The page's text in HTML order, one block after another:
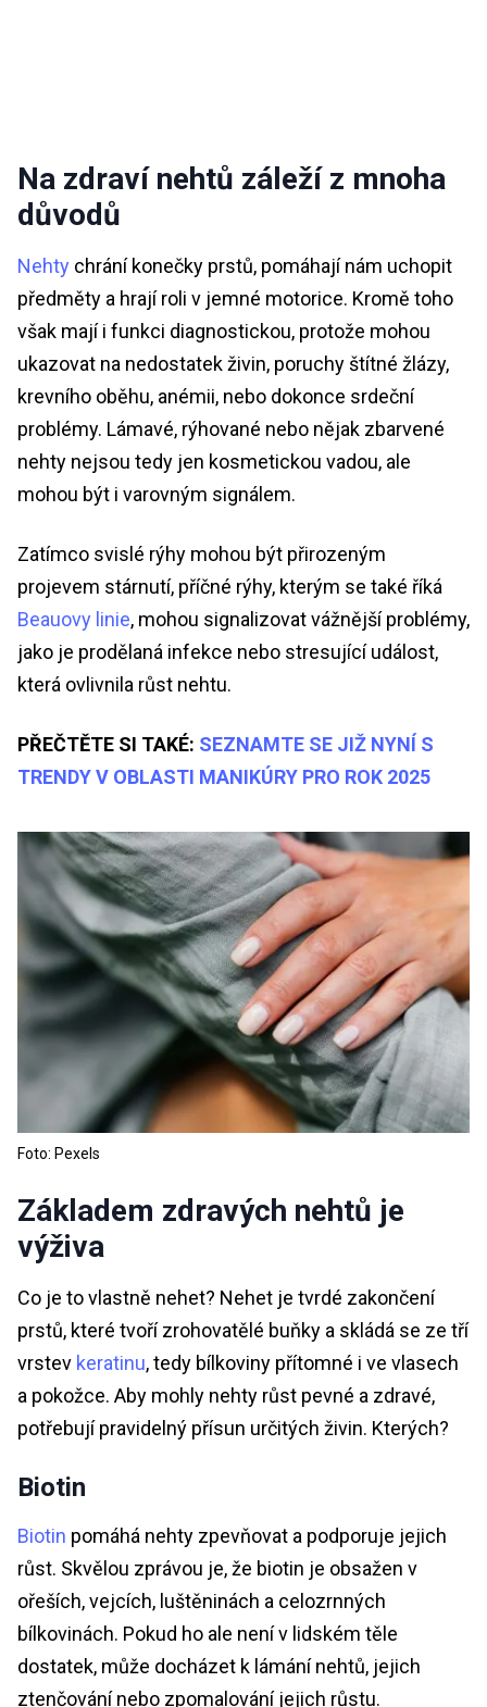
Na zdraví nehtů záleží z mnoha
důvodů
Nehty chrání konečky prstů, pomáhají nám uchopit
předměty a hrají roli v jemné motorice. Kromě toho
však mají i funkci diagnostickou, protože mohou
ukazovat na nedostatek živin, poruchy štítné žlázy,
krevního oběhu, anémii, nebo dokonce srdeční
problémy. Lámavé, rýhované nebo nějak zbarvené
nehty nejsou tedy jen kosmetickou vadou, ale
mohou být i varovným signálem.
Zatímco svislé rýhy mohou být přirozeným
projevem stárnutí, příčné rýhy, kterým se také říká
Beauovy linie, mohou signalizovat vážnější problémy,
jako je prodělaná infekce nebo stresující událost,
která ovlivnila růst nehtu.
PŘEČTĚTE SI TAKÉ: SEZNAMTE SE JIŽ NYNÍ S
TRENDY V OBLASTI MANIKÚRY PRO ROK 2025
Foto: Pexels
Základem zdravých nehtů je
výživa
Co je to vlastně nehet? Nehet je tvrdé zakončení
prstů, které tvoří zrohovatělé buňky a skládá se ze tří
vrstev keratinu,tedy bílkoviny přítomné i ve vlasech
a pokožce. Aby mohly nehty růst pevné a zdravé,
potřebují pravidelný přísun určitých živin. Kterých?
Biotin
Biotin pomáhá nehty zpevňovat a podporuje jejich
růst. Skvělou zprávou je, že biotin je obsažen v
ořeších, vejcích, luštěninách a celozrnných
bílkovinách. Pokud ho ale není v lidském těle
dostatek, může docházet k lámání nehtů, jejich
ztenčování nebo zpomalování jejich růstu.